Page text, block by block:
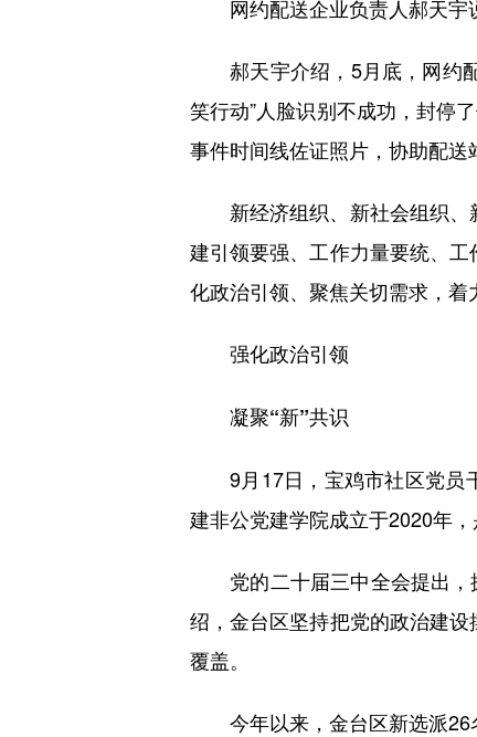
网约配送企业负责人郝天宇
郝天宇介绍，5月底，网约配
笑行动”人脸识别不成功，封停
事件时间线佐证照片，协助配送
新经济组织、新社会组织、
建引领要强、工作力量要统、
化政治引领、聚焦关切需求，着
强化政治引领
凝聚“新”共识
9月17日，宝鸡市社区党员
建非公党建学院成立于2020年
党的二十届三中全会提出，
绍，金台区坚持把党的政治建
覆盖。
今年以来，金台区新选派26